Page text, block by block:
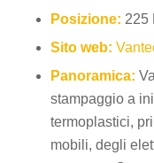
Posizione: 225
Sito web:
Panoramica:
stampaggio a
termoplastici,
mobili, degli